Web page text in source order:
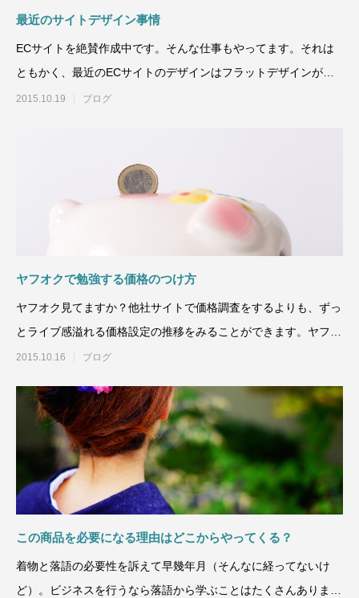
最近のサイトデザイン事情
ECサイトを絶賛作成中です。そんな仕事もやってます。それは
ともかく、最近のECサイトのデザインはフラットデザインが主
流ですね。まだ古
2015.10.19 ブログ
ヤフオクで勉強する価格のつけ方
ヤフオク見てますか？他社サイトで価格調査をするよりも、ずっ
とライブ感溢れる価格設定の推移をみることができます。ヤフオ
クで高値で落
2015.10.16 ブログ
この商品を必要になる理由はどこからやってくる？
着物と落語の必要性を訴えて早幾年月（そんなに経ってないけ
ど）。ビジネスを行うなら落語から学ぶことはたくさんあります